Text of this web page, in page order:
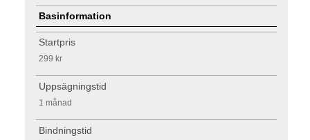
Basinformation
Startpris
299 kr
Uppsägningstid
1 månad
Bindningstid